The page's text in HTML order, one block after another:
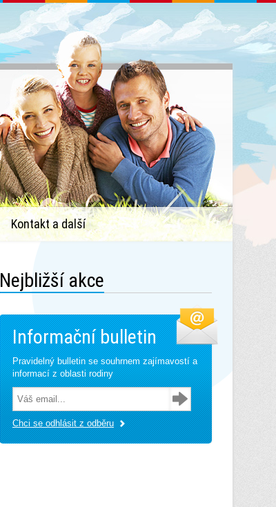
Kontakt a další
Nejbližší akce
Informační bulletin
Pravidelný bulletin se souhrnem zajímavostí a
informací z oblasti rodiny
Chci se odhlásit z odběru